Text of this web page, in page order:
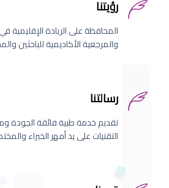
رؤيتنا
المحافظة على الريادة الإقليمية
والمرجعية الأكاديمية للباحثين
رسالتنا
تقديم خدمة طبية فائقة الجودة
التقنيات على يد أمهر الخبراء